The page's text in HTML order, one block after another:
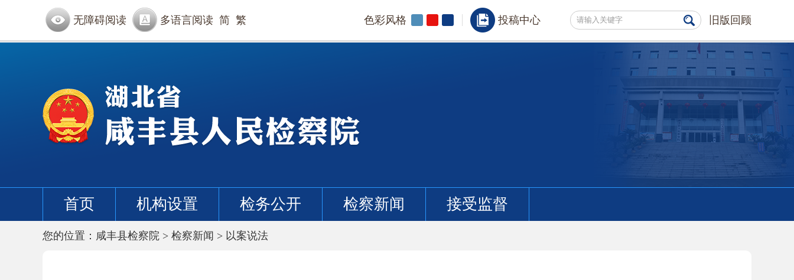
无障碍阅读 多语言阅读 简 繁 色彩风格 投稿中心 旧版回顾
首页 机构设置 检务公开 检察新闻 接受监督
您的位置： 咸丰县检察院 > 检察新闻 > 以案说法